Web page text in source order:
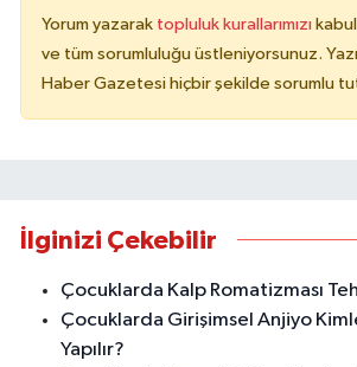
Yorum yazarak topluluk kurallarımızı
ve tüm sorumluluğu üstleniyorsunuz.
Haber Gazetesi hiçbir şekilde sorumlu
İlginizi Çekebilir
Çocuklarda Kalp Romatizması
Çocuklarda Girişimsel Anjiyo
Yapılır?